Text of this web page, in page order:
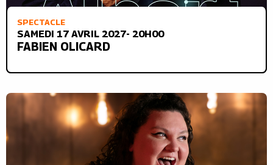
SPECTACLE
SAMEDI 17 AVRIL 2027- 20H00
FABIEN OLICARD